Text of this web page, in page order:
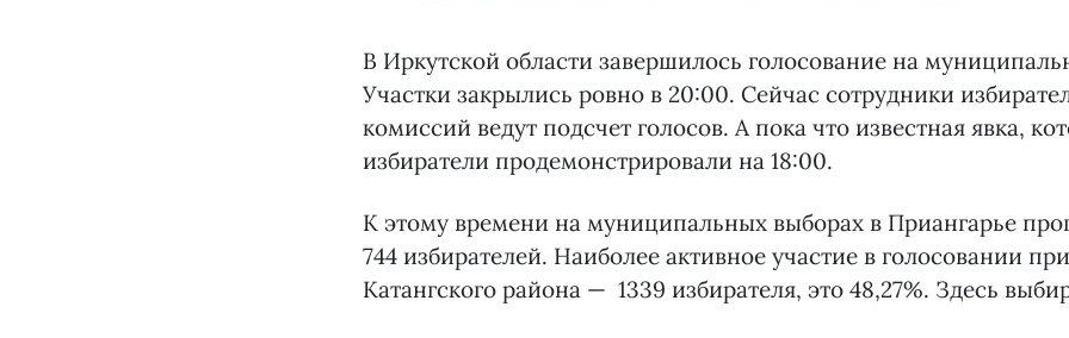
В Иркутской области завершилось голосование на
Участки закрылись ровно в 20:00. Сейчас сотрудники
комиссий ведут подсчет голосов. А пока что известная явка,
избиратели продемонстрировали на 18:00.
К этому времени на муниципальных выборах в Приангарье
744 избирателей. Наиболее активное участие в голосовании
Катангского района — 1339 избирателя, это 48,27%. Здесь